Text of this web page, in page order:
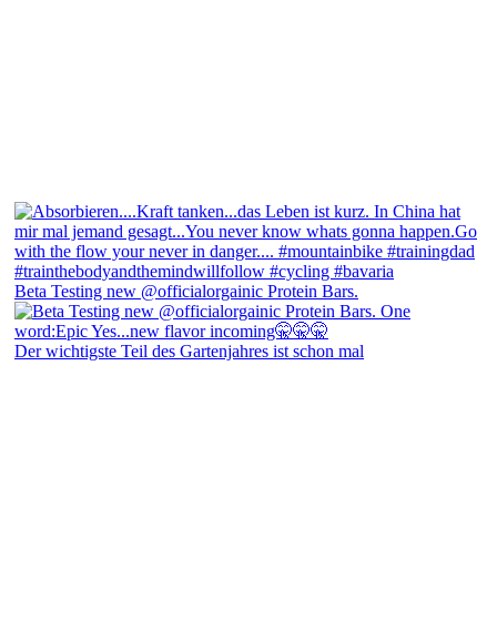
Beta Testing new @officialorgainic Protein Bars.
Der wichtigste Teil des Gartenjahres ist schon mal